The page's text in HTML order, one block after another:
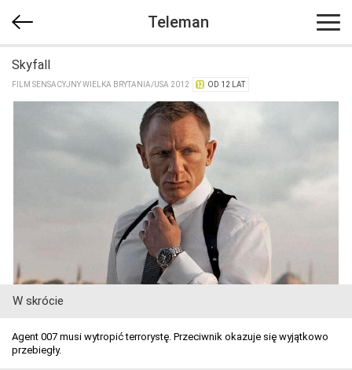
Teleman
Skyfall
FILM SENSACYJNY WIELKA BRYTANIA/​USA 2012 OD 12 LAT
W skrócie
Agent 007 musi wytropić terrorystę. Przeciwnik okazuje się wyjątkowo
przebiegły.